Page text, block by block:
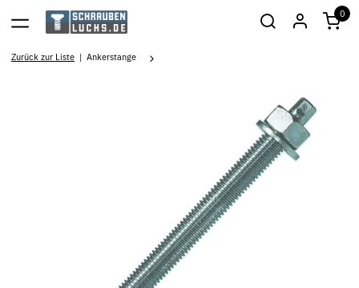
0
Zurück zur Liste Ankerstange